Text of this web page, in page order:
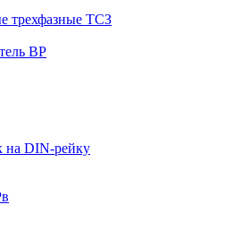
трехфазные ТСЗ
ВР
на DIN-рейку